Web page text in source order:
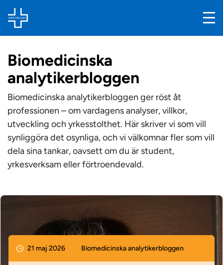
Biomedicinska
analytikerbloggen
Biomedicinska analytikerbloggen ger röst åt
professionen – om vardagens analyser, villkor,
utveckling och yrkesstolthet. Här skriver vi som vill
synliggöra det osynliga, och vi välkomnar fler som vill
dela sina tankar, oavsett om du är student,
yrkesverksam eller förtroendevald.
21 maj 2026 Biomedicinska analytikerbloggen